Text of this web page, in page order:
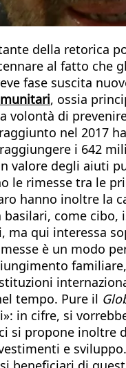
della retorica
al fatto
fase suscita
, ossia
volontà di
nel 2017
i 642
valore degli aiuti
le rimesse tra le
hanno inoltre la
come
ma qui interessa
è un modo
tempo. Pure il
in cifre, si
si propone inoltre
e